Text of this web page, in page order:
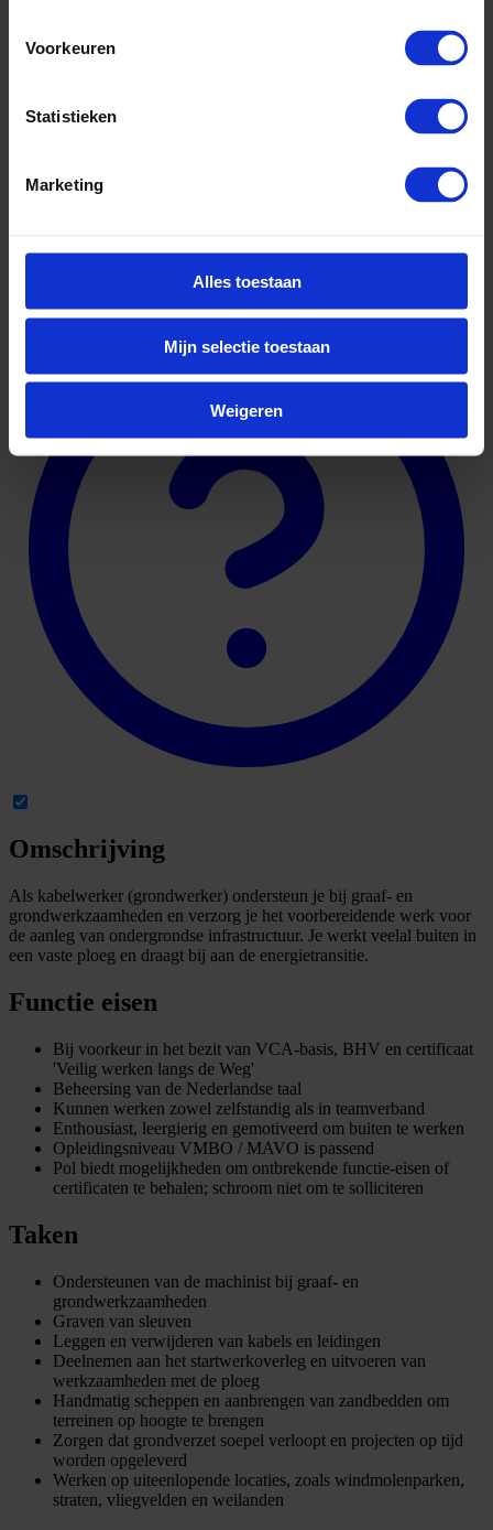
Voorkeuren
Statistieken
Marketing
Alles toestaan
Mijn selectie toestaan
Weigeren
Omschrijving
Als kabelwerker (grondwerker) ondersteun je bij graaf- en
grondwerkzaamheden en verzorg je het voorbereidende werk voor
de aanleg van ondergrondse infrastructuur. Je werkt veelal buiten in
een vaste ploeg en draagt bij aan de energietransitie.
Functie eisen
Bij voorkeur in het bezit van VCA-basis, BHV en certificaat
'Veilig werken langs de Weg'
Beheersing van de Nederlandse taal
Kunnen werken zowel zelfstandig als in teamverband
Enthousiast, leergierig en gemotiveerd om buiten te werken
Opleidingsniveau VMBO / MAVO is passend
Pol biedt mogelijkheden om ontbrekende functie-eisen of
certificaten te behalen; schroom niet om te solliciteren
Taken
Ondersteunen van de machinist bij graaf- en
grondwerkzaamheden
Graven van sleuven
Leggen en verwijderen van kabels en leidingen
Deelnemen aan het startwerkoverleg en uitvoeren van
werkzaamheden met de ploeg
Handmatig scheppen en aanbrengen van zandbedden om
terreinen op hoogte te brengen
Zorgen dat grondverzet soepel verloopt en projecten op tijd
worden opgeleverd
Werken op uiteenlopende locaties, zoals windmolenparken,
straten, vliegvelden en weilanden